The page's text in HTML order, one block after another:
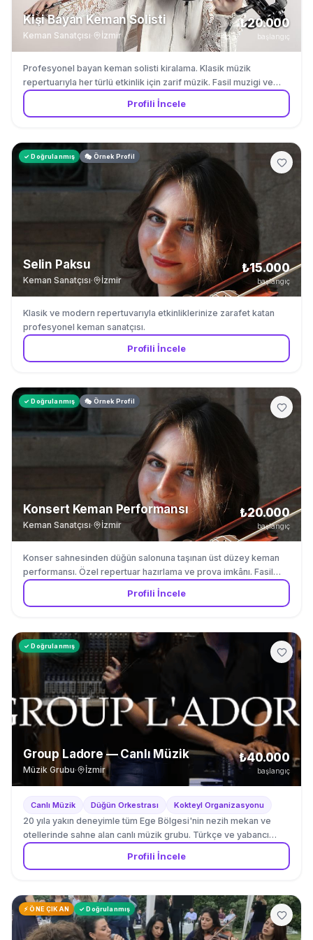
Kişi Bayan Keman Solisti
Keman Sanatçısı· İzmir
₺20.000
başlangıç
Profesyonel bayan keman solisti kiralama. Klasik müzik
repertuarıyla her türlü etkinlik için zarif müzik. Fasil muzigi ve
Turk muzigi repertuvarinda uzmandir.
Profili İncele
✓ Doğrulanmış 🎭 Örnek Profil
Selin Paksu
Keman Sanatçısı· İzmir
₺15.000
başlangıç
Klasik ve modern repertuvarıyla etkinliklerinize zarafet katan
profesyonel keman sanatçısı.
Profili İncele
✓ Doğrulanmış 🎭 Örnek Profil
Konsert Keman Performansı
Keman Sanatçısı· İzmir
₺20.000
başlangıç
Konser sahnesinden düğün salonuna taşınan üst düzey keman
performansı. Özel repertuar hazırlama ve prova imkânı. Fasil
muzigi ve Turk muzigi repertuvarinda uzmandir.
Profili İncele
✓ Doğrulanmış
Group Ladore — Canlı Müzik
Müzik Grubu· İzmir
₺40.000
başlangıç
Canlı Müzik Düğün Orkestrası Kokteyl Organizasyonu
20 yıla yakın deneyimle tüm Ege Bölgesi'nin nezih mekan ve
otellerinde sahne alan canlı müzik grubu. Türkçe ve yabancı
(İngilizce, Fransızca, İspanyolca) 80'ler, 90'lar, 2000'ler
hareketli pop ve Latin repertuvar. Düğün, kokteyl, otel ve lüks
Profili İncele
⚡ ÖNE ÇIKAN ✓ Doğrulanmış